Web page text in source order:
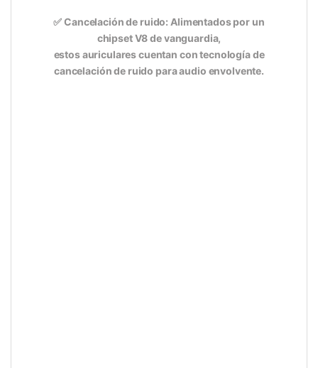
✅ Cancelación de ruido: Alimentados por un
chipset V8 de vanguardia,
estos auriculares cuentan con tecnología de
cancelación de ruido para audio envolvente.